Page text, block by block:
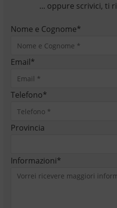
... oppure scrivici, ti
Nome e Cognome*
Email*
Telefono*
Provincia
Informazioni*